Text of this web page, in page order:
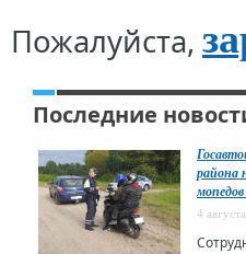
Пожалуйста,
Последние
района
4